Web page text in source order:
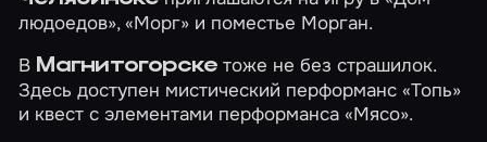
людоедов»,«Морг» и поместье Морган.
В Магнитогорске тоже не без страшилок.
Здесь доступен мистический перформанс«Топь»
и квест с элементами перформанса«Мясо».